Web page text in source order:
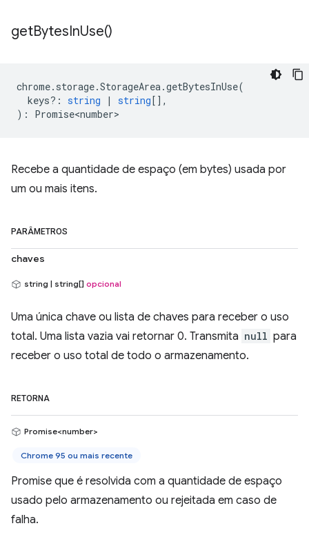
getBytesInUse()
chrome. storage.StorageArea.getBytesInUse(
keys? : string | string[],
) : Promise<number>
Recebe a quantidade de espaço (em bytes) usada por
um ou mais itens.
PARÂMETROS
chaves
string | string[] opcional
Uma única chave ou lista de chaves para receber o uso
total. Uma lista vazia vai retornar 0. Transmita null para
receber o uso total de todo o armazenamento.
RETORNA
Promise<number>
Chrome 95 ou mais recente
Promise que é resolvida com a quantidade de espaço
usado pelo armazenamento ou rejeitada em caso de
falha.